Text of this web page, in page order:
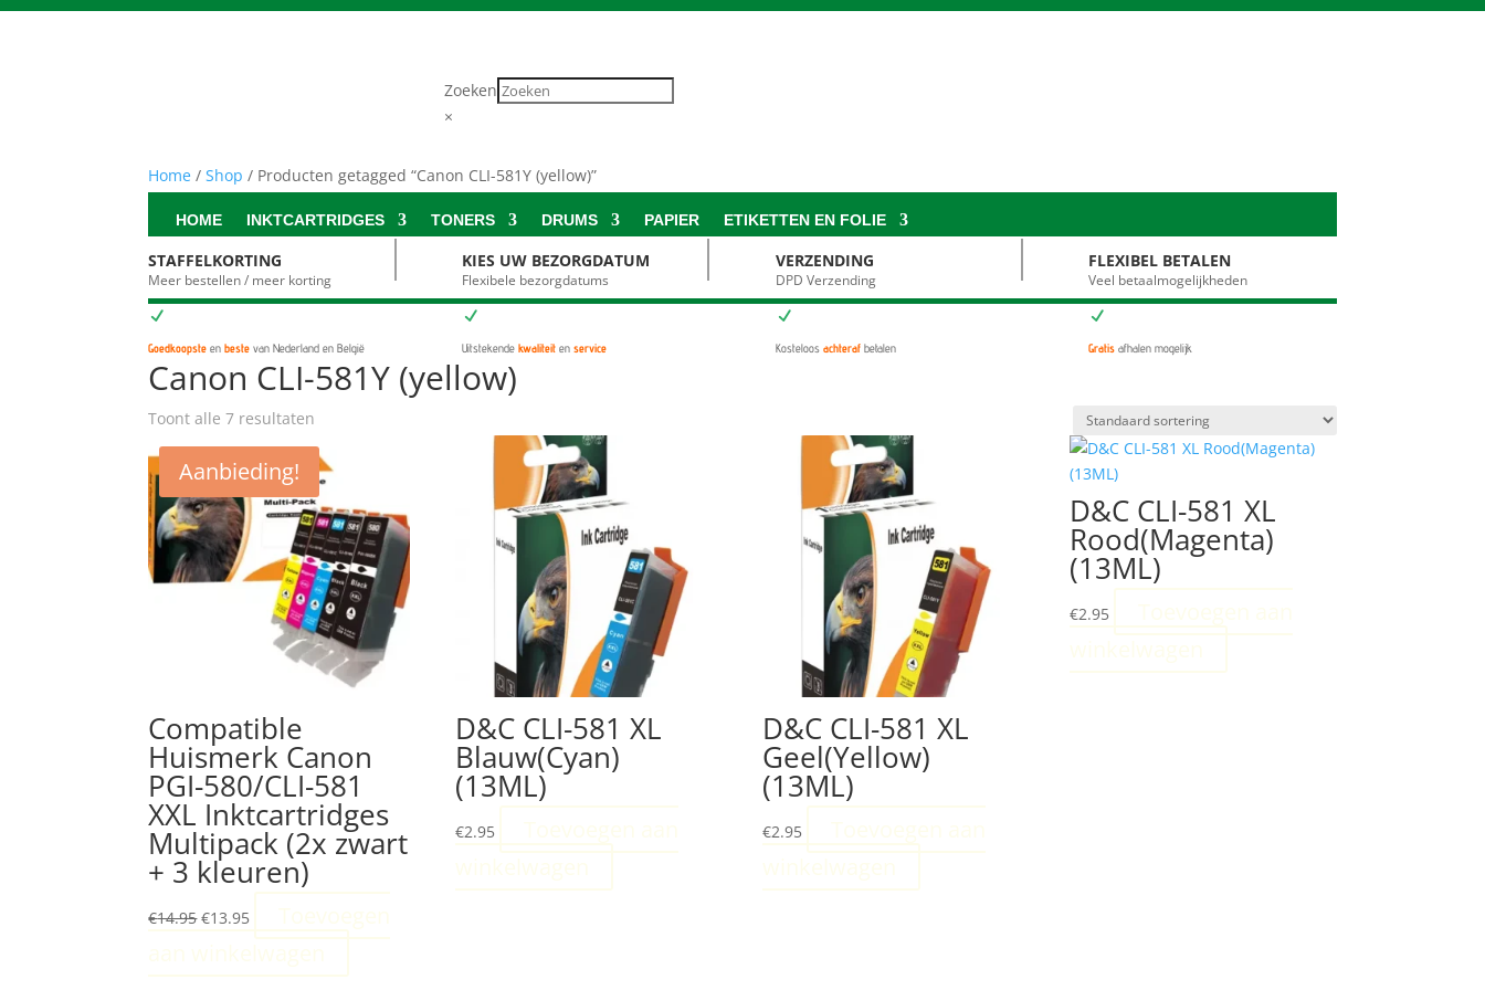
Zoeken
×
HOME INKTCARTRIDGES TONERS DRUMS PAPIER ETIKETTEN EN FOLIE
STAFFELKORTING
Meer bestellen / meer korting
KIES UW BEZORGDATUM
Flexibele bezorgdatums
VERZENDING
DPD Verzending
FLEXIBEL BETALEN
Veel betaalmogelijkheden
N
Goedkoopste enbeste van Nederland en België
N
Uitstekendekwaliteiten service
N
Kosteloos achteraf betalen
N
Gratis afhalen mogelijk
Home /Shop / Producten getagged “Canon CLI-581Y (yellow)”
Canon CLI-581Y (yellow)
Toont alle 7 resultaten
Aanbieding!
Compatible
Huismerk Canon
PGI-580/CLI-581
XXL Inktcartridges
Multipack (2x zwart
+ 3 kleuren)
€14.95 Oorspronkelijke
€13.95
D&C CLI-581 XL
Blauw(Cyan)
(13ML)
€2.95
D&C CLI-581 XL
Geel(Yellow)
(13ML)
€2.95
D&C CLI-581 XL
Rood(Magenta)
(13ML)
€2.95